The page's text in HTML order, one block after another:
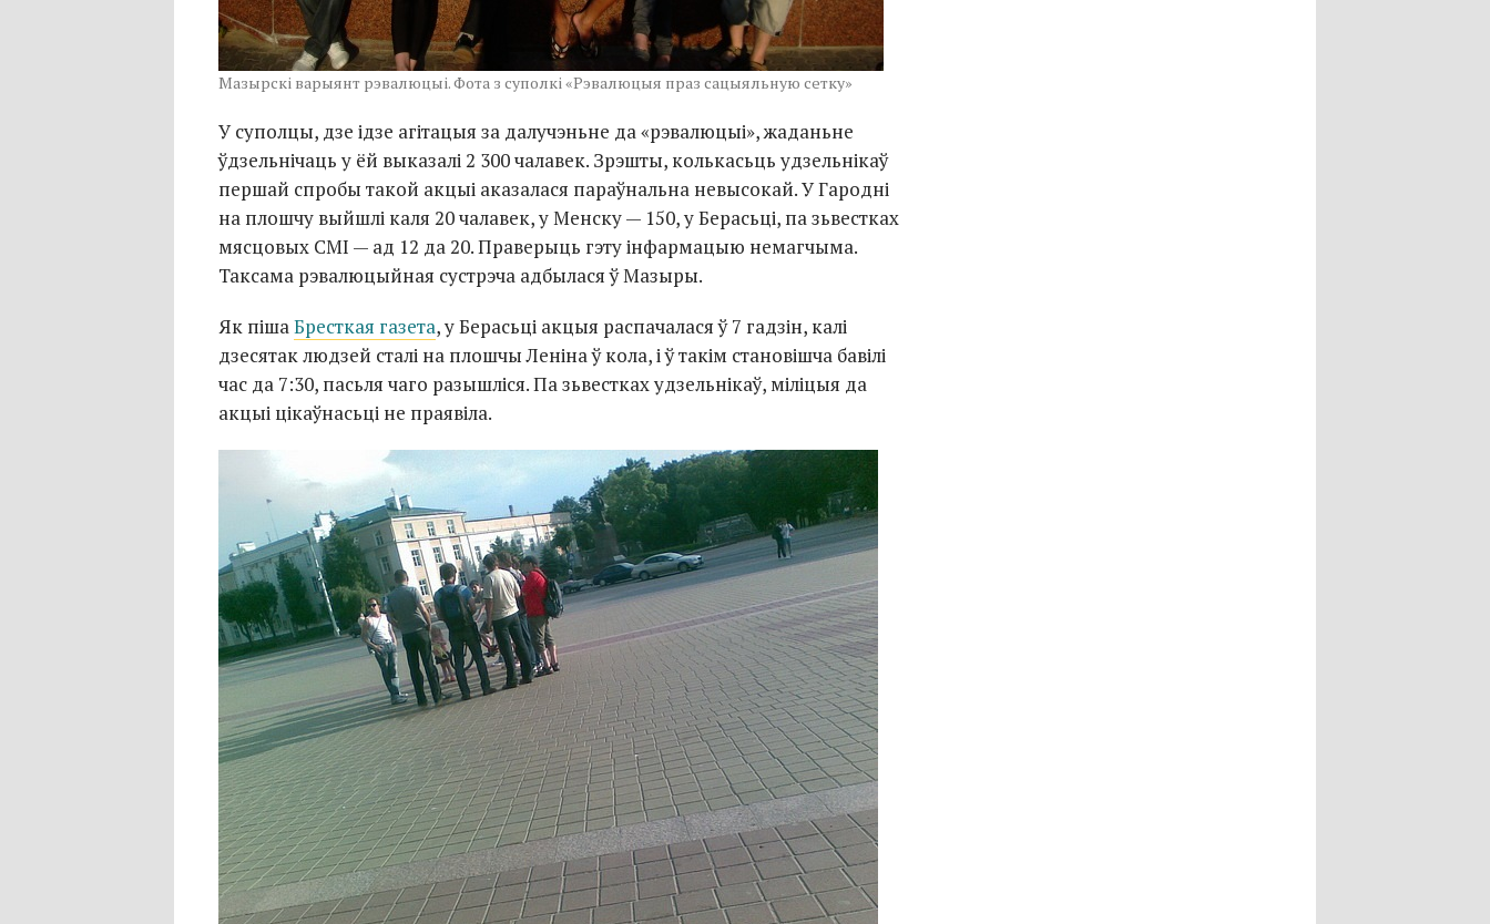
Мазырскі варыянт рэвалюцыі. Фота з суполкі «Рэвалюцыя праз сацыяльную сетку»
У суполцы, дзе ідзе агітацыя за далучэньне да «рэвалюцыі», жаданьне
ўдзельнічаць у ёй выказалі 2 300 чалавек. Зрэшты, колькасьць удзельнікаў
першай спробы такой акцыі аказалася параўнальна невысокай. У Гародні
на плошчу выйшлі каля 20 чалавек, у Менску — 150, у Берасьці, па зьвестках
мясцовых СМІ — ад 12 да 20. Праверыць гэту інфармацыю немагчыма.
Таксама рэвалюцыйная сустрэча адбылася ў Мазыры.
Як пішаБресткая газета, у Берасьці акцыя распачалася ў 7 гадзін, калі
дзесятак людзей сталі на плошчы Леніна ў кола, і ў такім становішча бавілі
час да 7:30, пасьля чаго разышліся. Па зьвестках удзельнікаў, міліцыя да
акцыі цікаўнасьці не праявіла.